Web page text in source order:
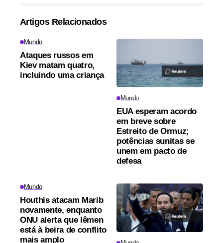
Artigos Relacionados
Mundo
Ataques russos em
Kiev matam quatro,
incluindo uma criança
Mundo
EUA esperam acordo
em breve sobre
Estreito de Ormuz;
potências sunitas se
unem em pacto de
defesa
Mundo
Houthis atacam Marib
novamente, enquanto
ONU alerta que Iêmen
está à beira de conflito
mais amplo